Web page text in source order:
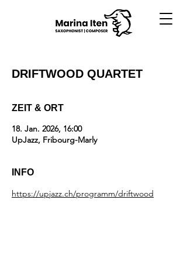
DRIFTWOOD QUARTET
ZEIT & ORT
18. Jan. 2026, 16:00
UpJazz, Fribourg-Marly
INFO
https://upjazz.ch/programm/driftwood